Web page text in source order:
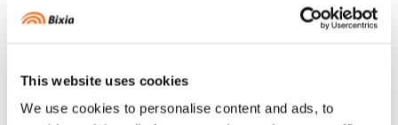
This website uses cookies
We use cookies to personalise content and ads, to
också med och hjälpte till och släckte lampor och stängde
av elektronik som inte användes. Min man är en sådan
jag är mer praktisk, så vi gjorde olika saker och
Krävdes det mycket tid och engagemang